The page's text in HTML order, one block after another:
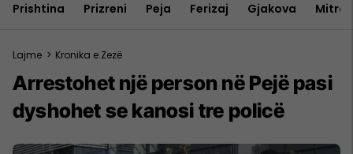
Prishtina Prizreni Peja Ferizaj Gjakova
Lajme > Kronika e Zezë
Arrestohet një person në Pejë pasi
dyshohet se kanosi tre policë